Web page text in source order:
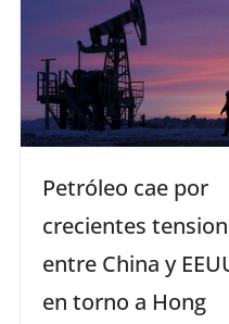
Petróleo cae por
crecientes
entre China y
en torno a Hong